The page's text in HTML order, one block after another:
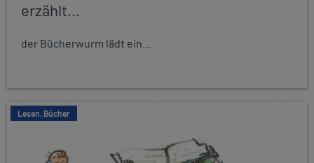
erzählt...
der Bücherwurm lädt ein...
Lesen, Bücher